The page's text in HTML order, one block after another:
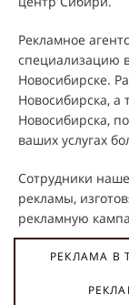
Рекламное
специализацию
Новосибирске.
Новосибирска,
Новосибирска,
ваших услугах
Сотрудники
рекламы,
рекламную
РЕКЛАМА В